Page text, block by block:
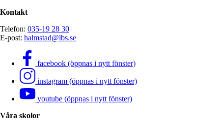
Kontakt
Telefon: 035-19 28 30
E-post: halmstad@lbs.se
facebook (öppnas i nytt fönster)
instagram (öppnas i nytt fönster)
youtube (öppnas i nytt fönster)
Våra skolor